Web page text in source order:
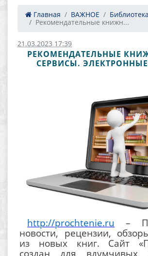
Главная ВАЖНОЕ
Библиотека
Рекомендательные книжн...
21.03.2023 17:39
РЕКОМЕНДАТЕЛЬНЫЕ
СЕРВИСЫ.
http://prochtenie.ru –
новости, рецензии,
из новых книг. Сайт
создан для вдумчивых